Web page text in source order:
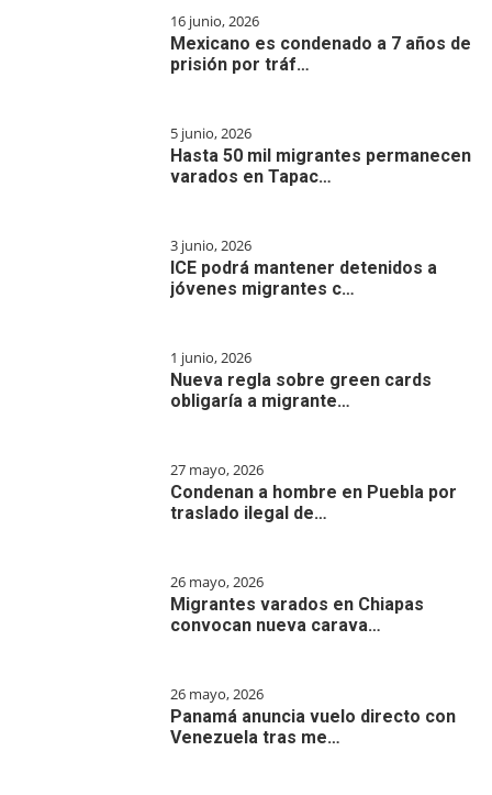
16 junio, 2026
Mexicano es condenado a 7 años de
prisión por tráf…
5 junio, 2026
Hasta 50 mil migrantes permanecen
varados en Tapac…
3 junio, 2026
ICE podrá mantener detenidos a
jóvenes migrantes c…
1 junio, 2026
Nueva regla sobre green cards
obligaría a migrante…
27 mayo, 2026
Condenan a hombre en Puebla por
traslado ilegal de…
26 mayo, 2026
Migrantes varados en Chiapas
convocan nueva carava…
26 mayo, 2026
Panamá anuncia vuelo directo con
Venezuela tras me…